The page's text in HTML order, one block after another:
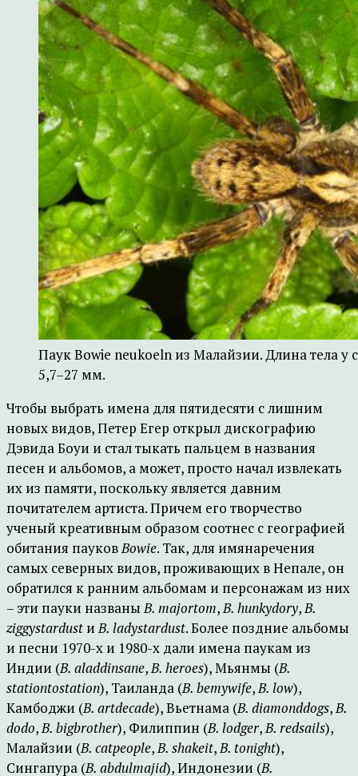
Паук Bowie neukoeln из Малайзии. Длина тела у
5,7–27 мм.
Чтобы выбрать имена для пятидесяти с лишним
новых видов, Петер Егер открыл дискографию
Дэвида Боуи и стал тыкать пальцем в названия
песен и альбомов, а может, просто начал извлекать
их из памяти, поскольку является давним
почитателем артиста. Причем его творчество
ученый креативным образом соотнес с географией
обитания пауковBowie. Так, для имянаречения
самых северных видов, проживающих в Непале, он
обратился к ранним альбомам и персонажам из них
– эти пауки названыB. majortom,B. hunkydory,B.
ziggystardust иB. ladystardust. Более поздние альбомы
и песни 1970-х и 1980-х дали имена паукам из
Индии (B. aladdinsane,B. heroes), Мьянмы (B.
stationtostation), Таиланда (B. bemywife,B. low),
Камбоджи (B. artdecade), Вьетнама (B. diamonddogs,B.
dodo,B. bigbrother), Филиппин (B. lodger,B. redsails),
Малайзии (B. catpeople,B. shakeit,B. tonight),
Сингапура (B. abdulmajid), Индонезии (B.